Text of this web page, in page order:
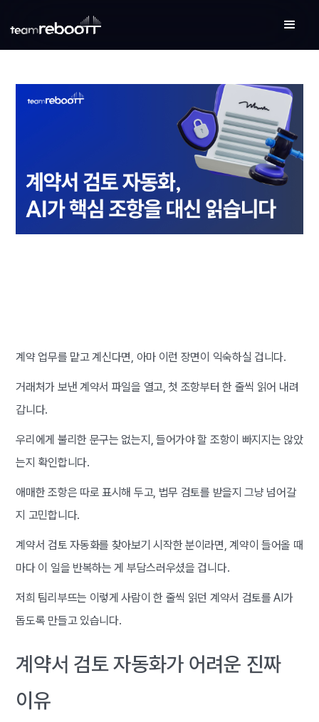
계약 업무를 맡고 계신다면, 아마 이런 장면이 익숙하실 겁니다.
거래처가 보낸 계약서 파일을 열고, 첫 조항부터 한 줄씩 읽어 내려
갑니다.
우리에게 불리한 문구는 없는지, 들어가야 할 조항이 빠지지는 않았
는지 확인합니다.
애매한 조항은 따로 표시해 두고, 법무 검토를 받을지 그냥 넘어갈
지 고민합니다.
계약서 검토 자동화를 찾아보기 시작한 분이라면, 계약이 들어올 때
마다 이 일을 반복하는 게 부담스러우셨을 겁니다.
저희 팀리부뜨는 이렇게 사람이 한 줄씩 읽던 계약서 검토를 AI가
돕도록 만들고 있습니다.
계약서 검토 자동화가 어려운 진짜
이유